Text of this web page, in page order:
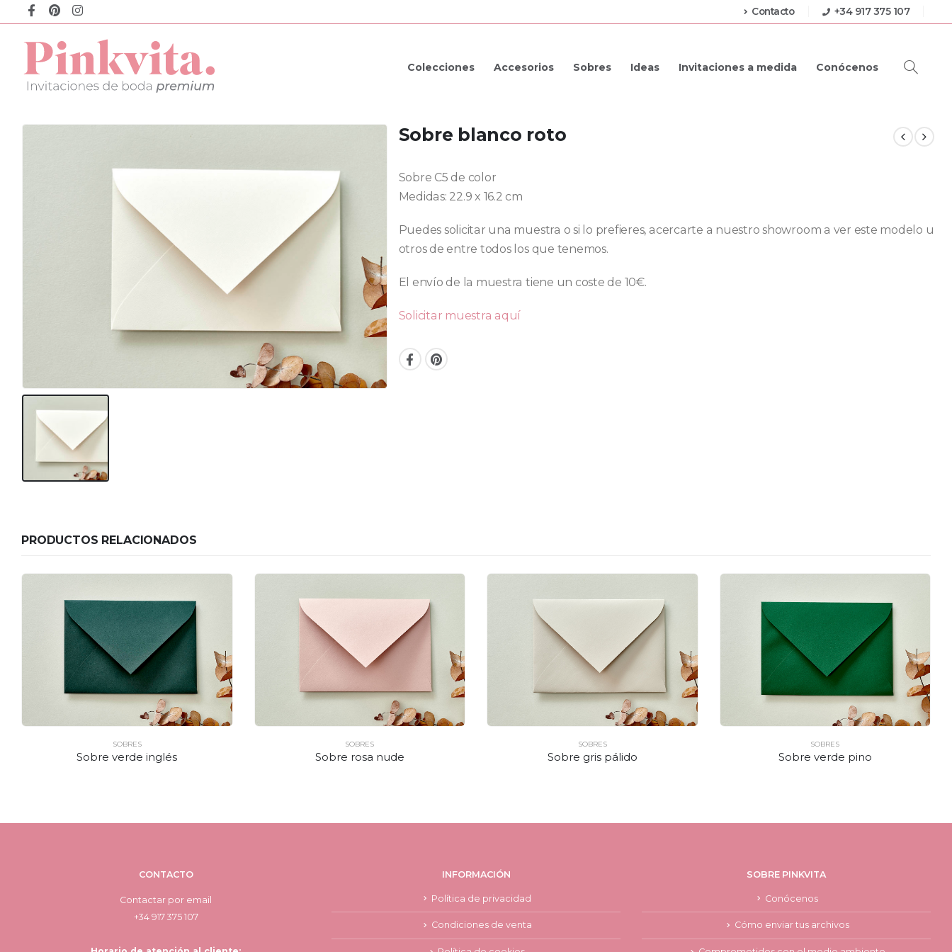
Contacto +34 917 375 107
Colecciones Accesorios Sobres Ideas Invitaciones a medida Conócenos
Sobre blanco roto
Sobre C5 de color
Medidas: 22.9 x 16.2 cm
Puedes solicitar una muestra o si lo prefieres, acercarte a nuestro showroom a ver este modelo u
otros de entre todos los que tenemos.
El envío de la muestra tiene un coste de 10€.
Solicitar muestra aquí
PRODUCTOS RELACIONADOS
SOBRES
Sobre verde inglés
SOBRES
Sobre rosa nude
SOBRES
Sobre gris pálido
SOBRES
Sobre verde pino
CONTACTO
Contactar por email
+34 917 375 107
INFORMACIÓN
Política de privacidad
Condiciones de venta
SOBRE PINKVITA
Conócenos
Cómo enviar tus archivos